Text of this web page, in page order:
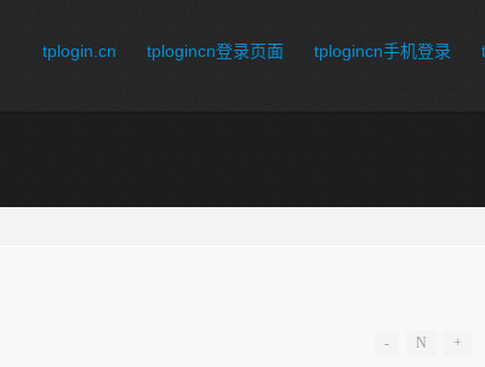
tplogin.cn tplogincn登录页面 tplogincn手机登录
- N +